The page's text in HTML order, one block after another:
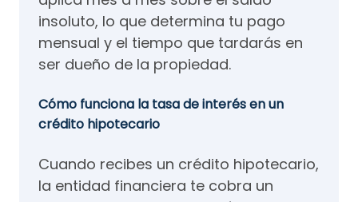
insoluto, lo que determina tu pago
mensual y el tiempo que tardarás en
ser dueño de la propiedad.
Cómo funciona la tasa de interés en un
crédito hipotecario
Cuando recibes un crédito hipotecario,
la entidad financiera te cobra un